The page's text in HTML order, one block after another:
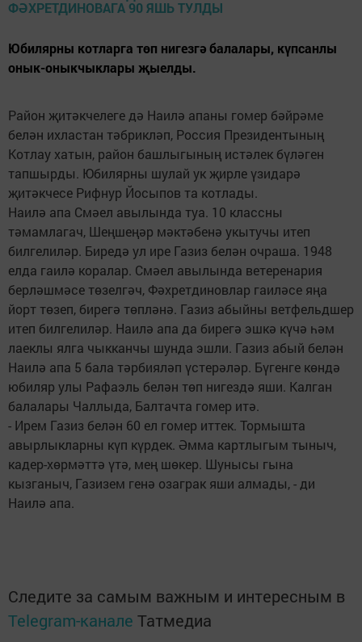
Юбилярны котларга төп нигезгә балалары, күпсанлы
онык-оныкчыклары җыелды.
Район җитәкчелеге дә Наилә апаны гомер бәйрәме
белән ихластан тәбрикләп, Россия Президентының
Котлау хатын, район башлыгының истәлек бүләген
тапшырды. Юбилярны шулай ук җирле үзидарә
җитәкчесе Рифнур Йосыпов та котлады.
Наилә апа Смәел авылында туа. 10 классны
тәмамлагач, Шеңшеңәр мәктәбенә укытучы итеп
билгелиләр. Биредә ул ире Газиз белән очраша. 1948
елда гаилә коралар. Смәел авылында ветеренария
берләшмәсе төзелгәч, Фәхретдиновлар гаиләсе яңа
йорт төзеп, бирегә төпләнә. Газиз абыйны ветфельдшер
итеп билгелиләр. Наилә апа да бирегә эшкә күчә һәм
лаеклы ялга чыкканчы шунда эшли. Газиз абый белән
Наилә апа 5 бала тәрбияләп үстерәләр. Бүгенге көндә
юбиляр улы Рафаэль белән төп нигездә яши. Калган
балалары Чаллыда, Балтачта гомер итә.
- Ирем Газиз белән 60 ел гомер иттек. Тормышта
авырлыкларны күп күрдек. Әмма картлыгым тыныч,
кадер-хөрмәттә үтә, мең шөкер. Шунысы гына
кызганыч, Газизем генә озаграк яши алмады, - ди
Наилә апа.
Следите за самым важным и интересным в
Telegram-канале Татмедиа